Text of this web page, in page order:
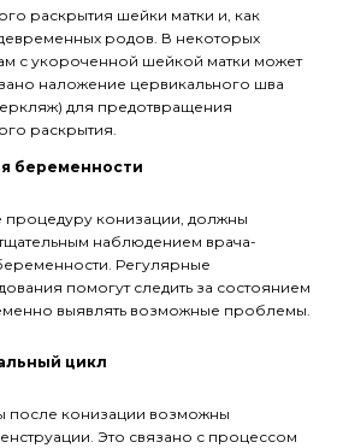
раскрытия шейки матки и, как
родов. В некоторых
с укороченной шейкой матки может
наложение цервикального шва
для предотвращения
раскрытия.
беременности
конизации, должны
наблюдением врача-
Регулярные
помогут следить за состоянием
выявлять возможные проблемы.
цикл
после конизации возможны
Это связано с процессом